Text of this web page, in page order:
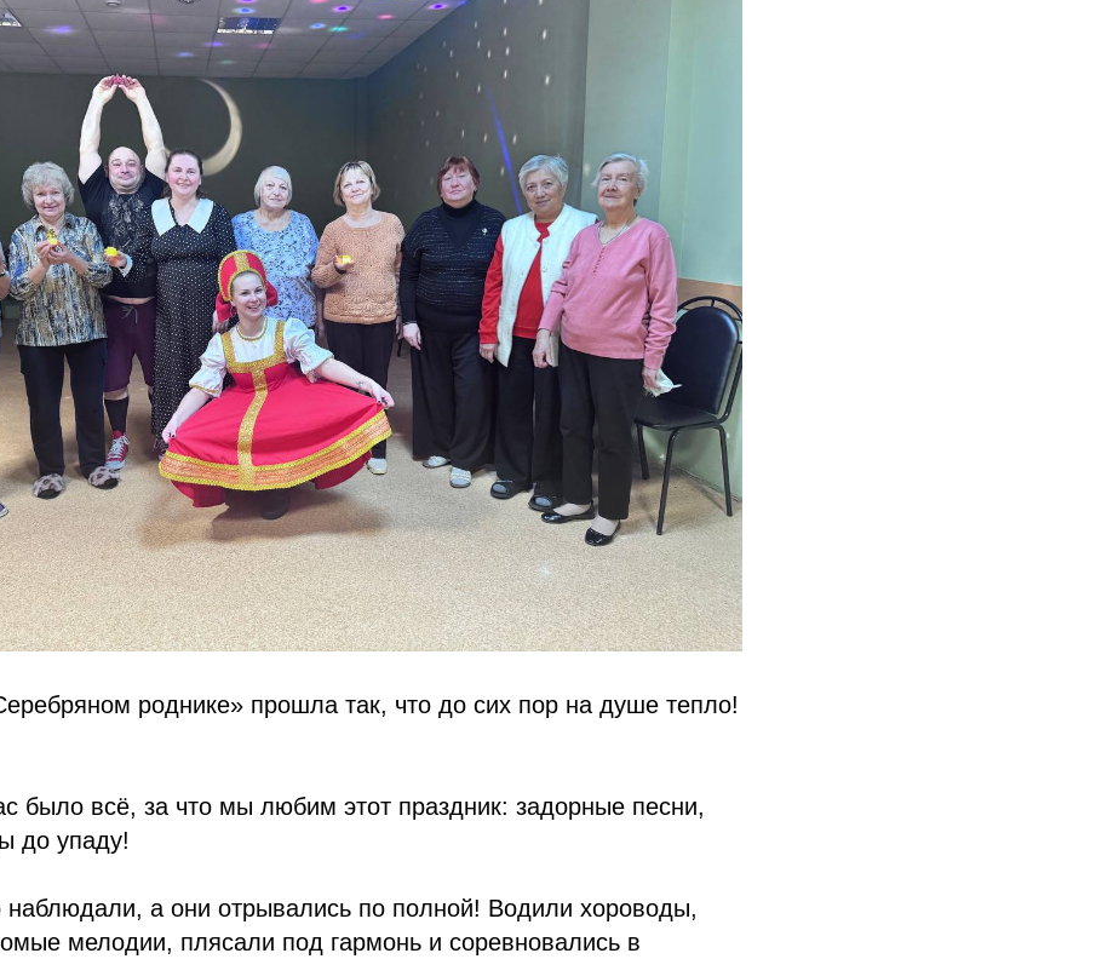
роднике» прошла так, что до сих пор на душе тепло!
было всё, за что мы любим этот праздник: задорные песни,
до упаду!
наблюдали, а они отрывались по полной! Водили хороводы,
мелодии, плясали под гармонь и соревновались в